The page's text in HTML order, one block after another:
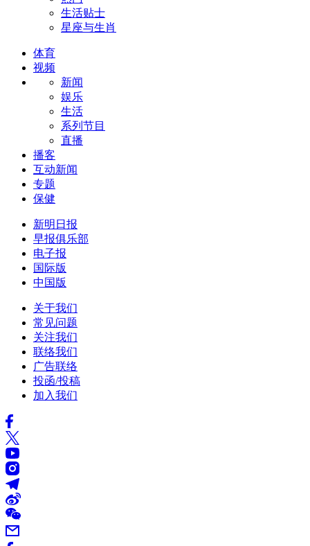
生活贴士
星座与生肖
体育
视频
新闻
娱乐
生活
系列节目
直播
播客
互动新闻
专题
保健
新明日报
早报俱乐部
电子报
国际版
中国版
关于我们
常见问题
关注我们
联络我们
广告联络
投函/投稿
加入我们